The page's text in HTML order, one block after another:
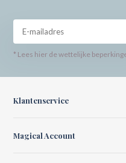
* Lees hier de wettelijke
Klantenservice
Magical Account